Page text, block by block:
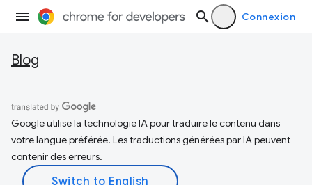
Connexion
Blog
Google utilise la technologie IA pour traduire le contenu dans
votre langue préférée. Les traductions générées par IA peuvent
contenir des erreurs.